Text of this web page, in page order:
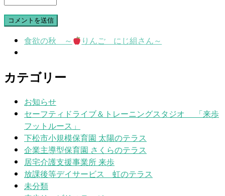
食欲の秋 ～ りんご にじ組さん～
カテゴリー
お知らせ
セーフティドライブ＆トレーニングスタジオ 「来歩
フットルース」
下松市小規模保育園 太陽のテラス
企業主導型保育園 さくらのテラス
居宅介護支援事業所 来歩
放課後等デイサービス 虹のテラス
未分類